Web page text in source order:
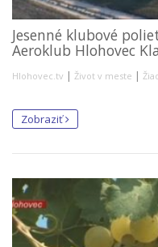
Jesenné klubové
Aeroklub Hlohovec
Hlohovec.tv | Život v meste |
Zobraziť